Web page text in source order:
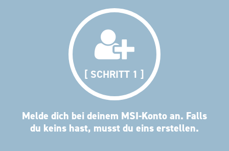
[ SCHRITT 1 ]
Melde dich bei deinem MSI-Konto an. Falls
du keins hast, musst du eins erstellen.